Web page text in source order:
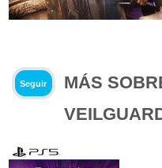
Seguir
MÁS